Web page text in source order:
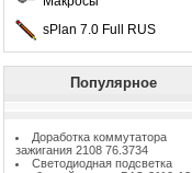
sPlan 7.0 Full RUS
Популярное
Доработка коммутатора
зажигания 2108 76.3734
Светодиодная подсветка